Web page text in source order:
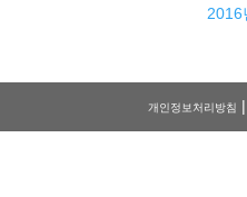
2016
개인정보처리방침 |